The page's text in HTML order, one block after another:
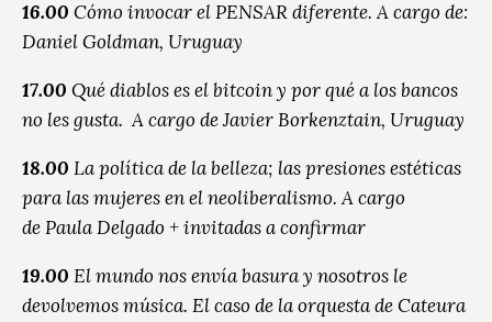
16.00 Cómo invocar el PENSAR diferente. A cargo de:
Daniel Goldman, Uruguay
17.00 Qué diablos es el bitcoin y por qué a los bancos
no les gusta. A cargo de Javier Borkenztain, Uruguay
18.00 La política de la belleza; las presiones estéticas
para las mujeres en el neoliberalismo. A cargo
de Paula Delgado + invitadas a confirmar
19.00 El mundo nos envía basura y nosotros le
devolvemos música. El caso de la orquesta de Cateura